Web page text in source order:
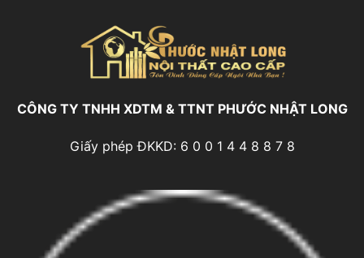
CÔNG TY TNHH XDTM & TTNT PHƯỚC NHẬT LONG
Giấy phép ĐKKD: 6 0 0 1 4 4 8 8 7 8